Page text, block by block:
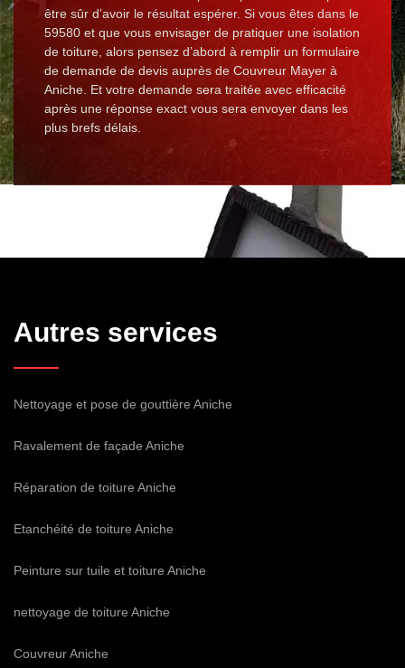
être sûr d’avoir le résultat espérer. Si vous êtes dans le
59580 et que vous envisager de pratiquer une isolation
de toiture, alors pensez d’abord à remplir un formulaire
de demande de devis auprès de Couvreur Mayer à
Aniche. Et votre demande sera traitée avec efficacité
après une réponse exact vous sera envoyer dans les
plus brefs délais.
Autres services
Nettoyage et pose de gouttière Aniche
Ravalement de façade Aniche
Réparation de toiture Aniche
Etanchéité de toiture Aniche
Peinture sur tuile et toiture Aniche
nettoyage de toiture Aniche
Couvreur Aniche